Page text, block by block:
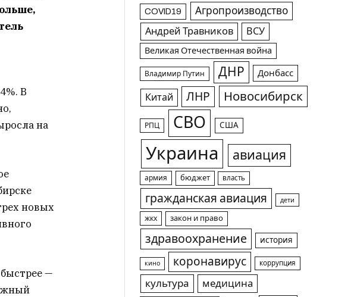
В
на
новых
—
COVID19 Агропроизводство
Андрей Травников ВСУ
Великая Отечественная война
Владимир Путин ДНР Донбасс
Китай ЛНР Новосибирск
РПЦ СВО США
Украина авиация
армия бюджет власть
гражданская авиация дети
жкх закон и право
здравоохранение история
кино коронавирус коррупция
культура медицина